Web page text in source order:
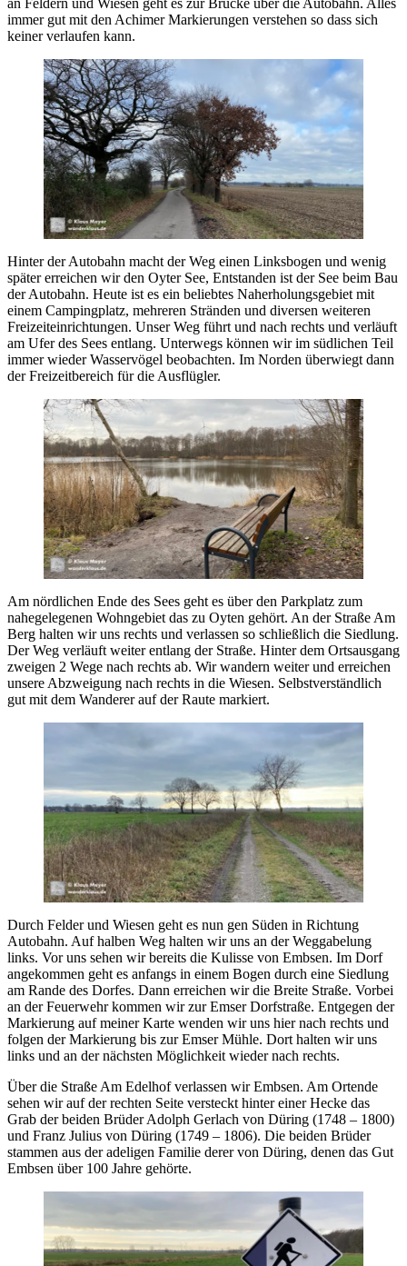
an Feldern und Wiesen geht es zur Brücke über die Autobahn. Alles
immer gut mit den Achimer Markierungen verstehen so dass sich
keiner verlaufen kann.
Hinter der Autobahn macht der Weg einen Linksbogen und wenig
später erreichen wir den Oyter See, Entstanden ist der See beim Bau
der Autobahn. Heute ist es ein beliebtes Naherholungsgebiet mit
einem Campingplatz, mehreren Stränden und diversen weiteren
Freizeiteinrichtungen. Unser Weg führt und nach rechts und verläuft
am Ufer des Sees entlang. Unterwegs können wir im südlichen Teil
immer wieder Wasservögel beobachten. Im Norden überwiegt dann
der Freizeitbereich für die Ausflügler.
Am nördlichen Ende des Sees geht es über den Parkplatz zum
nahegelegenen Wohngebiet das zu Oyten gehört. An der Straße Am
Berg halten wir uns rechts und verlassen so schließlich die Siedlung.
Der Weg verläuft weiter entlang der Straße. Hinter dem Ortsausgang
zweigen 2 Wege nach rechts ab. Wir wandern weiter und erreichen
unsere Abzweigung nach rechts in die Wiesen. Selbstverständlich
gut mit dem Wanderer auf der Raute markiert.
Durch Felder und Wiesen geht es nun gen Süden in Richtung
Autobahn. Auf halben Weg halten wir uns an der Weggabelung
links. Vor uns sehen wir bereits die Kulisse von Embsen. Im Dorf
angekommen geht es anfangs in einem Bogen durch eine Siedlung
am Rande des Dorfes. Dann erreichen wir die Breite Straße. Vorbei
an der Feuerwehr kommen wir zur Emser Dorfstraße. Entgegen der
Markierung auf meiner Karte wenden wir uns hier nach rechts und
folgen der Markierung bis zur Emser Mühle. Dort halten wir uns
links und an der nächsten Möglichkeit wieder nach rechts.
Über die Straße Am Edelhof verlassen wir Embsen. Am Ortende
sehen wir auf der rechten Seite versteckt hinter einer Hecke das
Grab der beiden Brüder Adolph Gerlach von Düring (1748 – 1800)
und Franz Julius von Düring (1749 – 1806). Die beiden Brüder
stammen aus der adeligen Familie derer von Düring, denen das Gut
Embsen über 100 Jahre gehörte.